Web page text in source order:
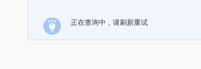
正在查询中，请刷新重试